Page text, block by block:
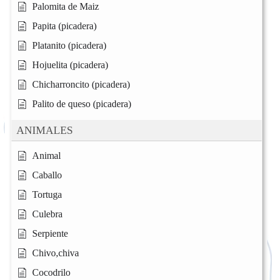
Palomita de Maiz
Papita (picadera)
Platanito (picadera)
Hojuelita (picadera)
Chicharroncito (picadera)
Palito de queso (picadera)
ANIMALES
Animal
Caballo
Tortuga
Culebra
Serpiente
Chivo,chiva
Cocodrilo